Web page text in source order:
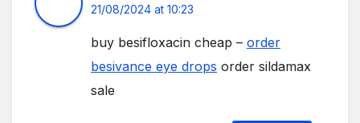
21/08/2024 at 10:23
buy besifloxacin cheap – order
besivance eye drops order sildamax
sale